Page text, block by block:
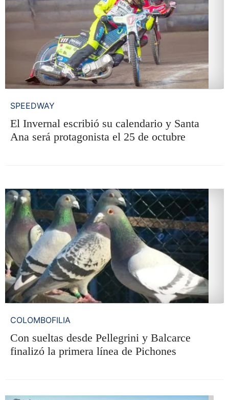
SPEEDWAY
El Invernal escribió su calendario y Santa
Ana será protagonista el 25 de octubre
COLOMBOFILIA
Con sueltas desde Pellegrini y Balcarce
finalizó la primera línea de Pichones